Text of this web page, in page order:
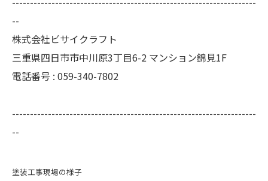
--
株式会社ビサイクラフト
三重県四日市市中川原3丁目6-2 マンション錦見1F
電話番号 : 059-340-7802
--------------------------------------------------------------------
--
塗装工事現場の様子